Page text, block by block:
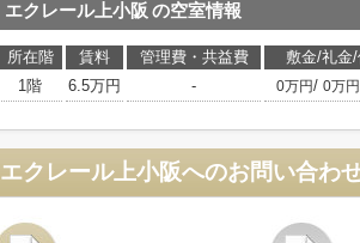
エクレール上小阪 の空室情報
所在階 賃料 管理費・共益費 敷金/礼金/
1階
6.5万円 - 0万円/ 0万円
エクレール上小阪へのお問い合わ